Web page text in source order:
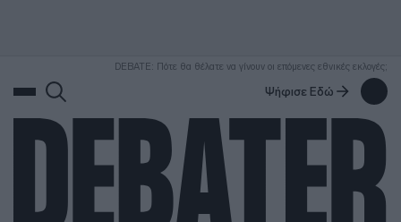
DEBATE: Πότε θα θέλατε να γίνουν οι επόμενες εθνικές εκλογές;
Ψήφισε Εδώ